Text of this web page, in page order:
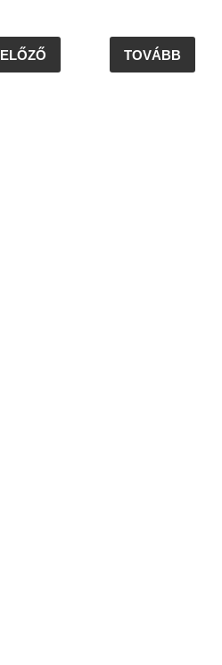
ELŐZŐ TOVÁBB